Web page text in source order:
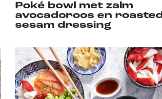
Poké bowl met zalm
avocadoroos en roasted
sesam dressing